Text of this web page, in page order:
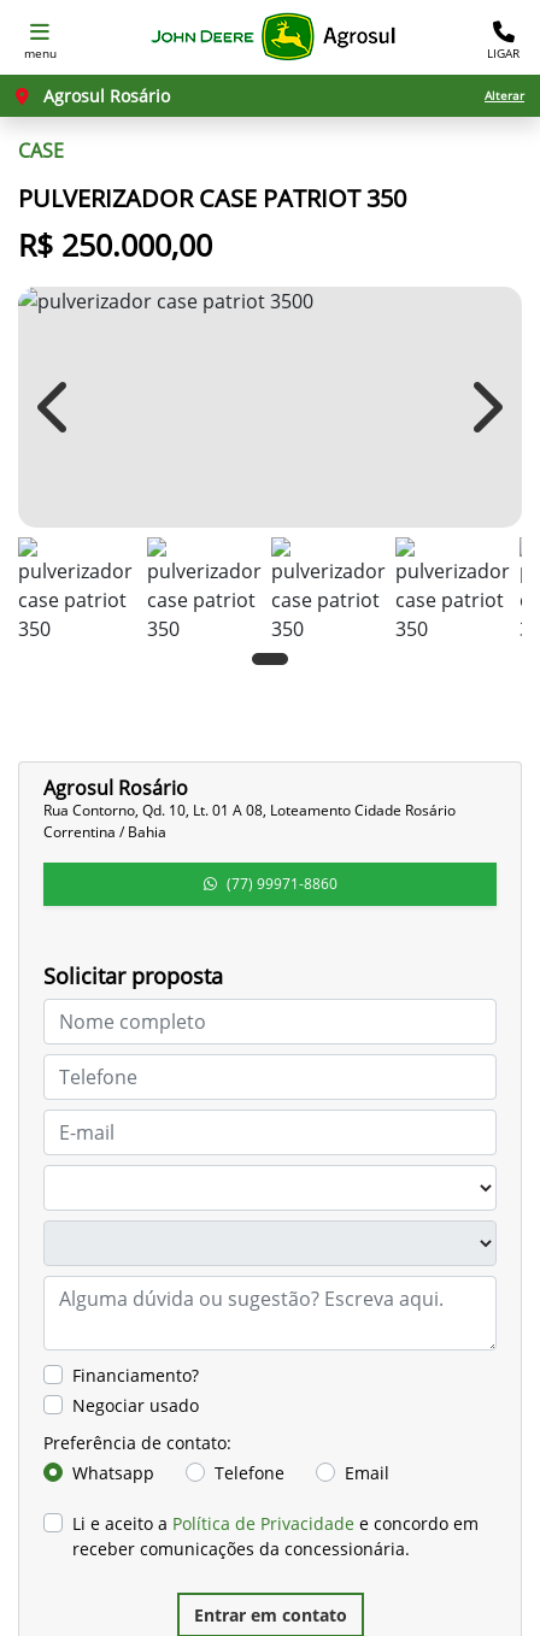
menu LIGAR
Agrosul Rosário Alterar
CASE
PULVERIZADOR CASE PATRIOT 350
R$ 250.000,00
Previous Next
Agrosul Rosário
Rua Contorno, Qd. 10, Lt. 01 A 08, Loteamento Cidade Rosário
Correntina / Bahia
(77) 99971-8860
Solicitar proposta
Financiamento?
Negociar usado
Preferência de contato:
Whatsapp
Telefone Email
Li e aceito a Política de Privacidade e concordo em
receber comunicações da concessionária.
Entrar em contato